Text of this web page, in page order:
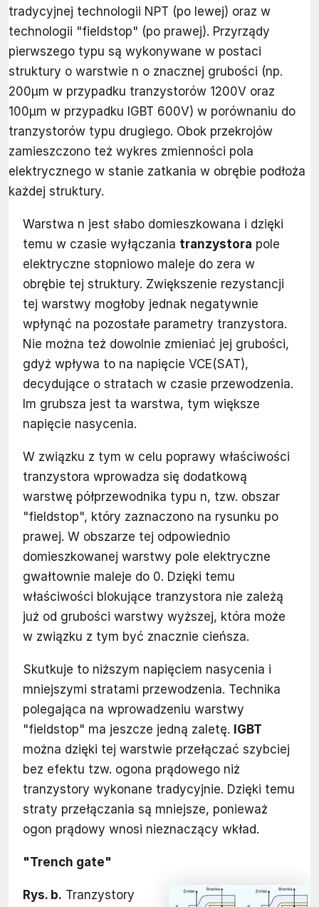
tradycyjnej technologii NPT (po lewej) oraz w
technologii "fieldstop" (po prawej). Przyrządy
pierwszego typu są wykonywane w postaci
struktury o warstwie n o znacznej grubości (np.
200μm w przypadku tranzystorów 1200V oraz
100μm w przypadku IGBT 600V) w porównaniu do
tranzystorów typu drugiego. Obok przekrojów
zamieszczono też wykres zmienności pola
elektrycznego w stanie zatkania w obrębie podłoża
każdej struktury.
Warstwa n jest słabo domieszkowana i dzięki
temu w czasie wyłączania tranzystora pole
elektryczne stopniowo maleje do zera w
obrębie tej struktury. Zwiększenie rezystancji
tej warstwy mogłoby jednak negatywnie
wpłynąć na pozostałe parametry tranzystora.
Nie można też dowolnie zmieniać jej grubości,
gdyż wpływa to na napięcie VCE(SAT),
decydujące o stratach w czasie przewodzenia.
Im grubsza jest ta warstwa, tym większe
napięcie nasycenia.
W związku z tym w celu poprawy właściwości
tranzystora wprowadza się dodatkową
warstwę półprzewodnika typu n, tzw. obszar
"fieldstop", który zaznaczono na rysunku po
prawej. W obszarze tej odpowiednio
domieszkowanej warstwy pole elektryczne
gwałtownie maleje do 0. Dzięki temu
właściwości blokujące tranzystora nie zależą
już od grubości warstwy wyższej, która może
w związku z tym być znacznie cieńsza.
Skutkuje to niższym napięciem nasycenia i
mniejszymi stratami przewodzenia. Technika
polegająca na wprowadzeniu warstwy
"fieldstop" ma jeszcze jedną zaletę. IGBT
można dzięki tej warstwie przełączać szybciej
bez efektu tzw. ogona prądowego niż
tranzystory wykonane tradycyjnie. Dzięki temu
straty przełączania są mniejsze, ponieważ
ogon prądowy wnosi nieznaczący wkład.
"Trench gate"
Rys. b. Tranzystory